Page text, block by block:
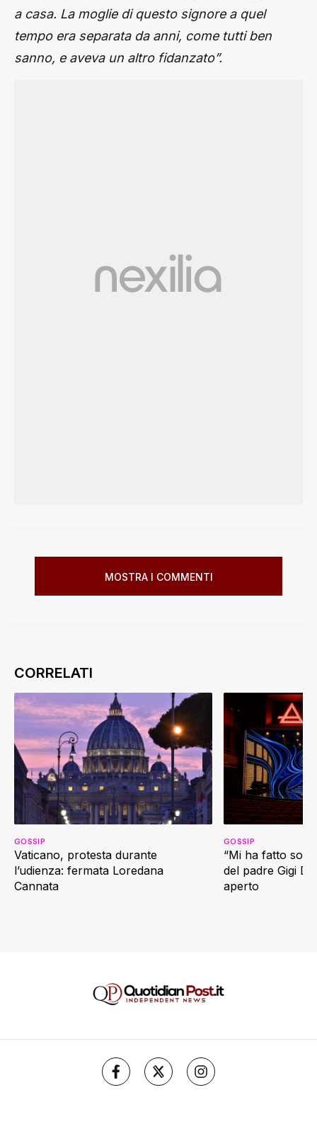
a casa. La moglie di questo signore a quel
tempo era separata da anni, come tutti ben
sanno, e aveva un altro fidanzato”.
MOSTRA I COMMENTI
Vaticano, protesta durante
l’udienza: fermata Loredana
Cannata
GOSSIP
“Mi ha fatto
del padre Gigi
aperto
GOSSIP